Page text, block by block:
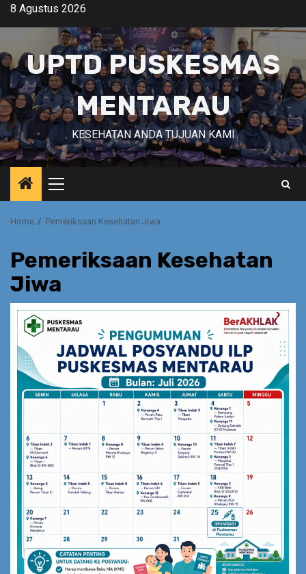
Skip8 Agustus 2026
UPTD PUSKESMAS
MENTARAU
KESEHATAN ANDA TUJUAN KAMI
Primary
Menu
Home Pemeriksaan Kesehatan Jiwa
Pemeriksaan Kesehatan
Jiwa